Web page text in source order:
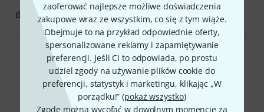
zaoferować najlepsze możliwe doświadczenia
zakupowe wraz ze wszystkim, co się z tym wiąże.
Obejmuje to na przykład odpowiednie oferty,
spersonalizowane reklamy i zapamiętywanie
preferencji. Jeśli Ci to odpowiada, po prostu
udziel zgody na używanie plików cookie do
preferencji, statystyk i marketingu, klikając „W
porządku!” (pokaż wszystko)
Zgodę można wycofać w dowolnym momencie za
16 ZGŁOŚ NADUŻYCIE
Wszystkie oceny